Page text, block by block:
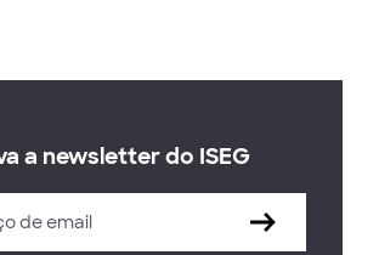
a newsletter do ISEG